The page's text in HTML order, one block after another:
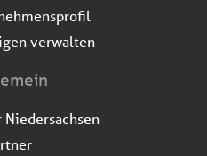
verwalten
Niedersachsen